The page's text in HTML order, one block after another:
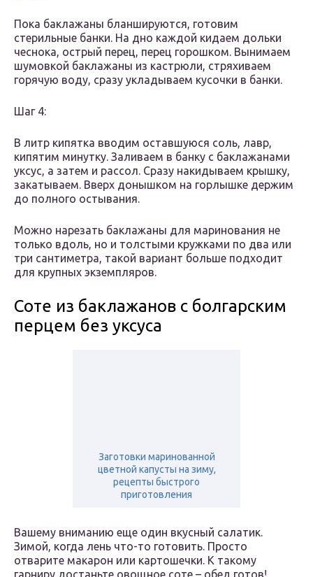
Пока баклажаны бланшируются, готовим
стерильные банки. На дно каждой кидаем дольки
чеснока, острый перец, перец горошком. Вынимаем
шумовкой баклажаны из кастрюли, стряхиваем
горячую воду, сразу укладываем кусочки в банки.
Шаг 4:
В литр кипятка вводим оставшуюся соль, лавр,
кипятим минутку. Заливаем в банку с баклажанами
уксус, а затем и рассол. Сразу накидываем крышку,
закатываем. Вверх донышком на горлышке держим
до полного остывания.
Можно нарезать баклажаны для маринования не
только вдоль, но и толстыми кружками по два или
три сантиметра, такой вариант больше подходит
для крупных экземпляров.
Соте из баклажанов с болгарским
перцем без уксуса
Заготовки маринованной
цветной капусты на зиму,
рецепты быстрого
приготовления
Вашему вниманию еще один вкусный салатик.
Зимой, когда лень что-то готовить. Просто
отварите макарон или картошечки. К такому
гарниру достаньте овощное соте – обед готов!